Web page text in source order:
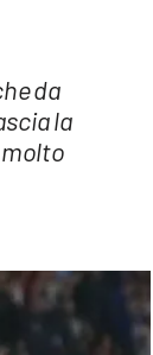
da
la